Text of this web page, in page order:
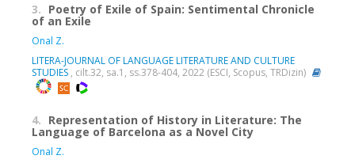
3. Poetry of Exile of Spain: Sentimental Chronicle
of an Exile
Onal Z.
LITERA-JOURNAL OF LANGUAGE LITERATURE AND CULTURE
STUDIES , cilt.32, sa.1, ss.378-404, 2022 (ESCI, Scopus, TRDizin)
4. Representation of History in Literature: The
Language of Barcelona as a Novel City
Onal Z.